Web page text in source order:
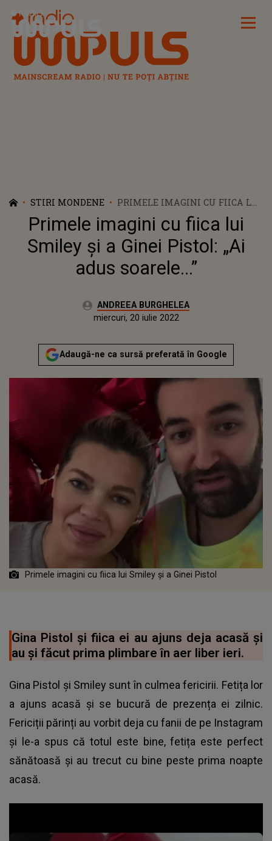
Radio Impuls
STIRI MONDENE
PRIMELE IMAGINI CU FIICA LUI
SMILEY ȘI A GINEI PISTOL: „AI
ADUS SOARELE...”
Primele imagini cu fiica lui
Smiley și a Ginei Pistol: „Ai
adus soarele...”
Autor:ANDREEA BURGHELEA
Actualizat:
miercuri, 20 iulie 2022
Adaugă-ne ca sursă preferată în Google
Primele imagini cu fiica lui Smiley și a Ginei Pistol
Gina Pistol și fiica ei au ajuns deja acasă și
au și făcut prima plimbare în aer liber ieri.
Gina Pistol și Smiley sunt în culmea fericirii. Fetița lor
a ajuns acasă și se bucură de prezența ei zilnic.
Fericiții părinți au vorbit deja cu fanii de pe Instagram
și le-a spus că totul este bine,fetița este perfect
sănătoasă și au trecut cu bine peste prima noapte
acasă.